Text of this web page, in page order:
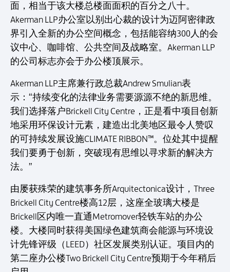
面，相当于该大楼总楼面面积的百分之八十。
Akerman LLP办公室以别出心裁的设计为迈阿密律政
界引入全新的办公空间概念，包括能容纳300人的会
议中心、咖啡馆、公共空间及战略室。Akerman LLP
的公司标志亦会于办公楼顶展示。
Akerman LLP主席兼行政总裁Andrew Smulian表
示：“持续变化的法律业务需要源源不绝的新思维。
我们选择落户Brickell City Centre，正是看中项目创新
地采用环保设计元素，建造出北美地区最令人赞叹
的可持续发展设施CLIMATE RIBBON™。位处其中提醒
我们要勇于创新，突破现有思维以寻求新的解决方
法。”
由屡获殊荣的建筑事务所Arquitectonica设计，Three
Brickell City Centre楼高12层，这座全玻璃大楼是
Brickell区内唯一直通Metromover轻铁车站的办公
楼。大楼同时获得美国绿色建筑商会能源与环境设
计先锋评级（LEED）社区发展类别认证。项目内的
第二座办公楼Two Brickell City Centre预期于今年稍后